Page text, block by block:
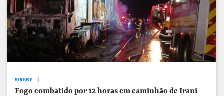
SIRENE
Fogo combatido por 12 horas em caminhão de Irani